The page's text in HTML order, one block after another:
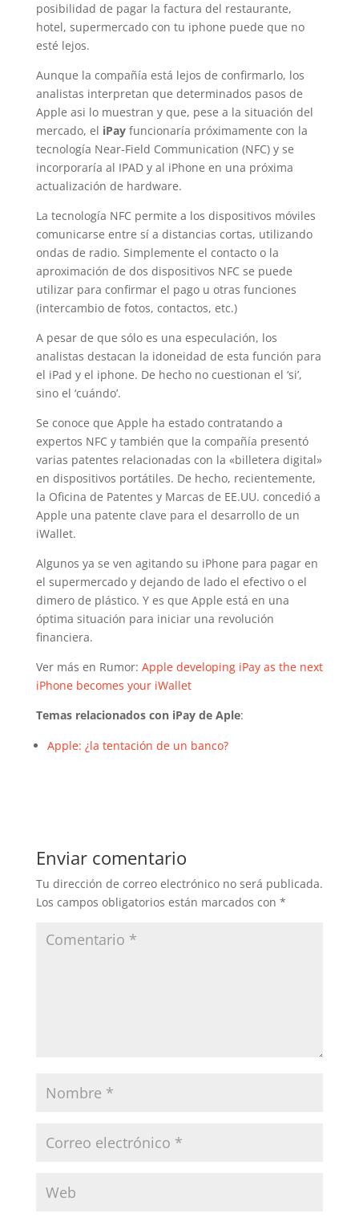
posibilidad de pagar la factura del restaurante,
hotel, supermercado con tu iphone puede que no
esté lejos.
Aunque la compañía está lejos de confirmarlo, los
analistas interpretan que determinados pasos de
Apple asi lo muestran y que, pese a la situación del
mercado, el iPayfuncionaría próximamente con la
tecnología Near-Field Communication (NFC) y se
incorporaría al IPAD y al iPhone en una próxima
actualización de hardware.
La tecnología NFC permite a los dispositivos móviles
comunicarse entre sí a distancias cortas, utilizando
ondas de radio. Simplemente el contacto o la
aproximación de dos dispositivos NFC se puede
utilizar para confirmar el pago u otras funciones
(intercambio de fotos, contactos, etc.)
A pesar de que sólo es una especulación, los
analistas destacan la idoneidad de esta función para
el iPad y el iphone. De hecho no cuestionan el ‘si’,
sino el ‘cuándo’.
Se conoce que Apple ha estado contratando a
expertos NFC y también que la compañía presentó
varias patentes relacionadas con la «billetera digital»
en dispositivos portátiles. De hecho, recientemente,
la Oficina de Patentes y Marcas de EE.UU. concedió a
Apple una patente clave para el desarrollo de un
iWallet.
Algunos ya se ven agitando su iPhone para pagar en
el supermercado y dejando de lado el efectivo o el
dimero de plástico. Y es que Apple está en una
óptima situación para iniciar una revolución
financiera.
Ver más en Rumor: Apple developing iPay as the next
iPhone becomes your iWallet
Temas relacionados con iPay de Aple:
Apple: ¿la tentación de un banco?
Enviar comentario
Tu dirección de correo electrónico no será publicada.
Los campos obligatorios están marcados con *